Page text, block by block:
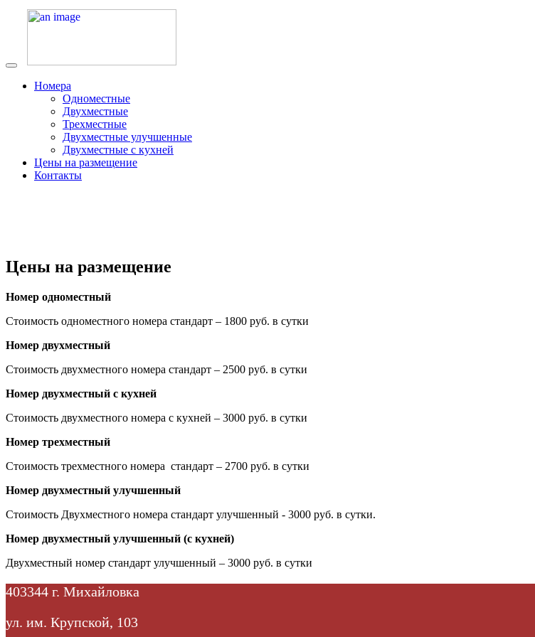
Номера
Одноместные
Двухместные
Трехместные
Двухместные улучшенные
Двухместные с кухней
Цены на размещение
Контакты
Цены на размещение
Номер одноместный
Стоимость одноместного номера стандарт – 1800 руб. в сутки
Номер двухместный
Стоимость двухместного номера стандарт – 2500 руб. в сутки
Номер двухместный с кухней
Стоимость двухместного номера с кухней – 3000 руб. в сутки
Номер трехместный
Стоимость трехместного номера стандарт – 2700 руб. в сутки
Номер двухместный улучшенный
Стоимость Двухместного номера стандарт улучшенный - 3000 руб. в сутки.
Номер двухместный улучшенный (с кухней)
Двухместный номер стандарт улучшенный – 3000 руб. в сутки
403344 г. Михайловка
ул. им. Крупской, 103